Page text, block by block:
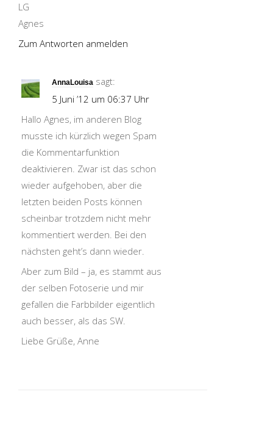
LG
Agnes
Zum Antworten anmelden
AnnaLouisa sagt:
5 Juni ’12 um 06:37 Uhr
Hallo Agnes, im anderen Blog
musste ich kürzlich wegen Spam
die Kommentarfunktion
deaktivieren. Zwar ist das schon
wieder aufgehoben, aber die
letzten beiden Posts können
scheinbar trotzdem nicht mehr
kommentiert werden. Bei den
nächsten geht’s dann wieder.
Aber zum Bild – ja, es stammt aus
der selben Fotoserie und mir
gefallen die Farbbilder eigentlich
auch besser, als das SW.
Liebe Grüße, Anne